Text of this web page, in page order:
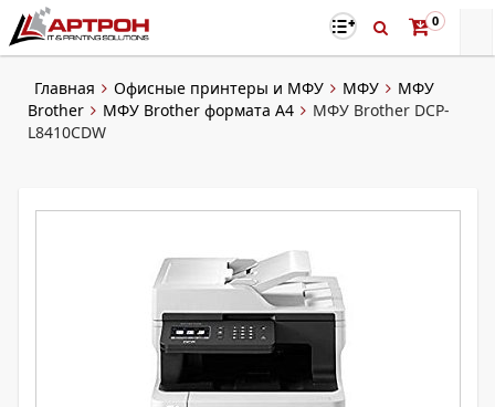
0
Главная Офисные принтеры и МФУ МФУ
МФУ
Brother
МФУ Brother формата А4
МФУ Brother DCP-
L8410CDW